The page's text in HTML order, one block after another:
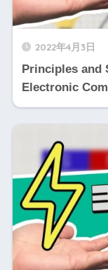
2022年4月3日
Principles and
Electronic